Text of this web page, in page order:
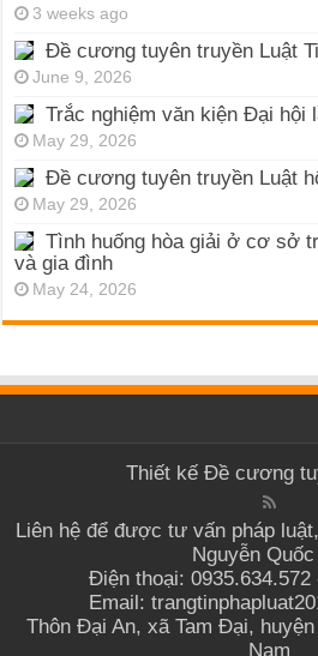
3 weeks ago
Đề cương tuyên truyền Luật
June 9, 2026
Trắc nghiệm văn kiện Đại hội
May 29, 2026
Đề cương tuyên truyền Luật
May 29, 2026
Tình huống hòa giải ở cơ sở
và gia đình
May 24, 2026
Thiết kế Đề cương
Liên hệ để được tư vấn pháp
Nguyễn
Điện thoại: 0935.634.572
Email:
Thôn Đại An, xã Tam Đại,
Nam